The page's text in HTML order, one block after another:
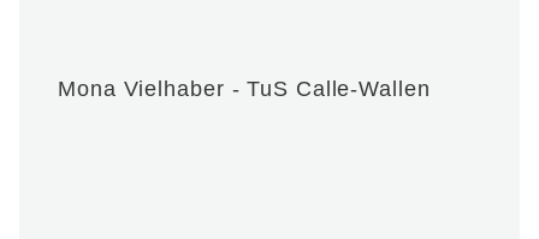
Mona Vielhaber - TuS Calle-Wallen